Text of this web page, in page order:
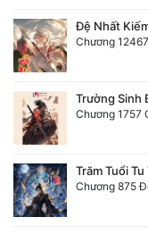
Trọng Sinh
Tu Chân
Tu Tiên
Tội Phạm
Vô Địch
Võ Hiệp
Đệ Nhất
Chương
Trường Sinh
Chương 1757
Trăm Tuổi
Chương 875